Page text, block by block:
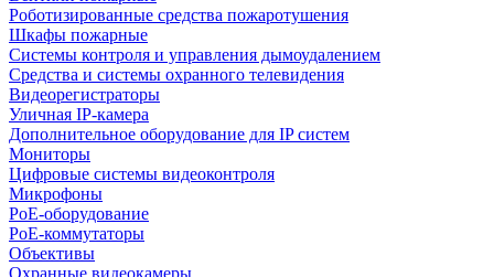
Роботизированные средства пожаротушения
Шкафы пожарные
Системы контроля и управления дымоудалением
Средства и системы охранного телевидения
Видеорегистраторы
Уличная IP-камера
Дополнительное оборудование для IP систем
Мониторы
Цифровые системы видеоконтроля
Микрофоны
PoE-оборудование
PoE-коммутаторы
Объективы
Охранные видеокамеры